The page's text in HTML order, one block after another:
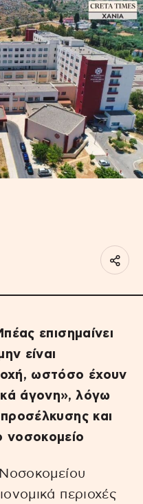
επισημαίνει
είναι
ωστόσο έχουν
άγονη», λόγω
και
νοσοκομείο
περιοχές